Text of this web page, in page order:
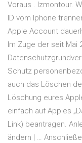
Voraus . lzmontour.
ID vom Iphone
Apple Account
Im Zuge der seit Mai
Schutz
auch das Löschen
Löschung eures
einfach auf Apples
Link) beantragen.
ändern | …